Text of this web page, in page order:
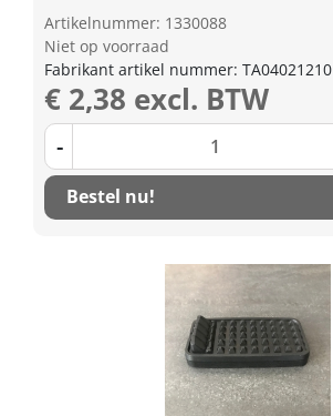
Artikelnummer: 1330088
Niet op voorraad
Fabrikant artikel nummer: TA04021210
€ 2,38 excl. BTW
-
Bestel nu!